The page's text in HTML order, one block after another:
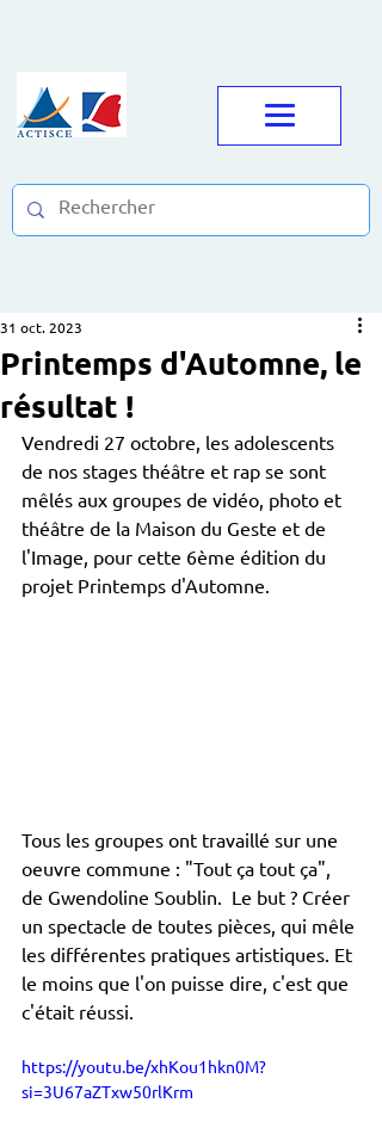
Printemps d'Automne, le
résultat !
31 oct. 2023
Vendredi 27 octobre, les adolescents
de nos stages théâtre et rap se sont
mêlés aux groupes de vidéo, photo et
théâtre de la Maison du Geste et de
l'Image, pour cette 6ème édition du
projet Printemps d'Automne.
Tous les groupes ont travaillé sur une
oeuvre commune : "Tout ça tout ça",
de Gwendoline Soublin.  Le but ? Créer
un spectacle de toutes pièces, qui mêle
les différentes pratiques artistiques. Et
le moins que l'on puisse dire, c'est que
c'était réussi.
https://youtu.be/xhKou1hkn0M?
si=3U67aZTxw50rlKrm